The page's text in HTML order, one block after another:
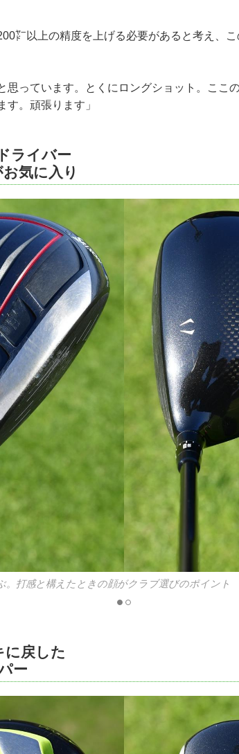
㍎以上の精度を上げる必要があると考え、
思っています。とくにロングショット。ここ
す。頑張ります」
ライバー
気に入り
。打感と構えたときの顔がクラブ選びのポイント
に戻した
ー